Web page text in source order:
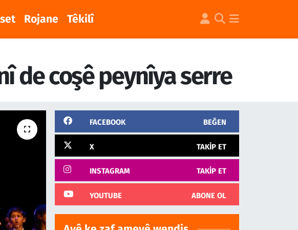
Rojane Têkilî
de coşê peynîya serre
FACEBOOK BEĞEN
X TAKIP ET
INSTAGRAM TAKIP ET
YOUTUBE ABONE OL